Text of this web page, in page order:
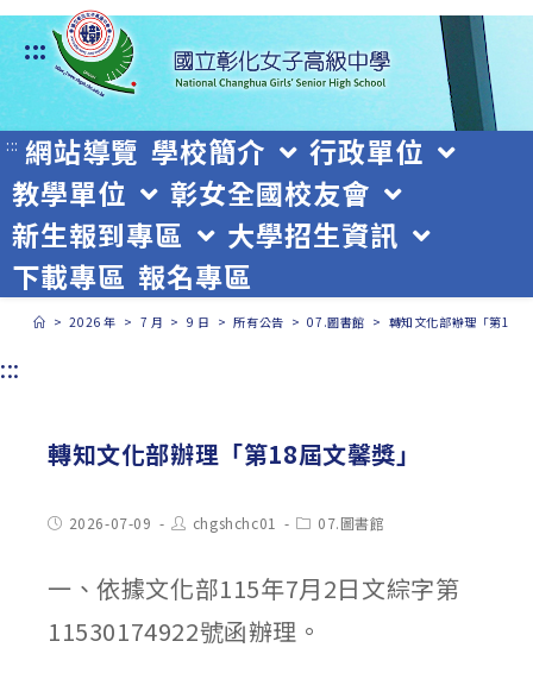
跳
轉
至
主
要
內
容
:::
::: 網站導覽 學校簡介
行政單位
教學單位
彰女全國校友會
新生報到專區
大學招生資訊
下載專區 報名專區
> 2026 年 > 7 月 > 9 日 > 所有公告 > 07.圖書館 > 轉知文化部辦理「第18
:::
轉知文化部辦理「第18屆文馨獎」
Post2026-07-09
Post
author:
chgshchc01
Post07.圖書館
一、依據文化部115年7月2日文綜字第
11530174922號函辦理。